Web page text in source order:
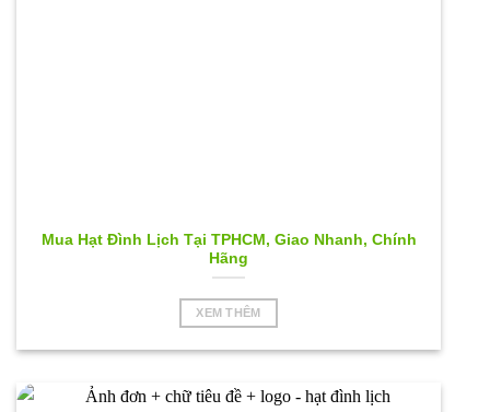
Mua Hạt Đình Lịch Tại TPHCM, Giao Nhanh, Chính
Hãng
XEM THÊM